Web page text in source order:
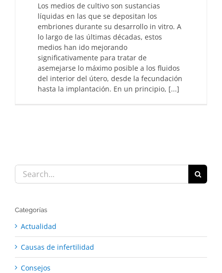
Los medios de cultivo son sustancias
líquidas en las que se depositan los
embriones durante su desarrollo in vitro. A
lo largo de las últimas décadas, estos
medios han ido mejorando
significativamente para tratar de
asemejarse lo máximo posible a los fluidos
del interior del útero, desde la fecundación
hasta la implantación. En un principio, [...]
Search
for:
Categorías
Actualidad
Causas de infertilidad
Consejos